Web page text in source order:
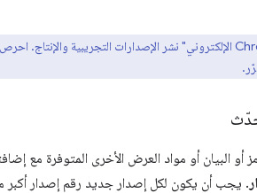
. يجب أن يكون لكل إصدار جديد رقم إصدار أكبر